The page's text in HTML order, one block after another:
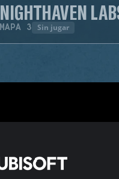
NIGHTHAVEN
MAPA 3 Sin jugar